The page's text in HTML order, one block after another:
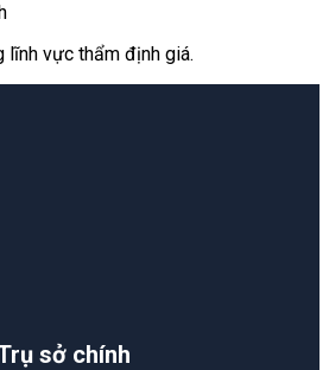
lĩnh vực thẩm định giá.
sở chính